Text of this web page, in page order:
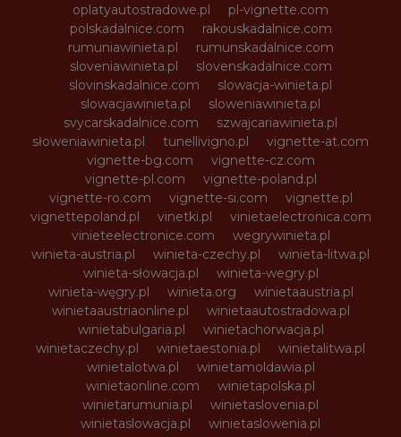
oplatyautostradowe.pl
pl-vignette.com
polskadalnice.com
rakouskadalnice.com
rumuniawinieta.pl
rumunskadalnice.com
sloveniawinieta.pl
slovenskadalnice.com
slovinskadalnice.com
slowacja-winieta.pl
slowacjawinieta.pl
sloweniawinieta.pl
svycarskadalnice.com
szwajcariawinieta.pl
słoweniawinieta.pl
tunellivigno.pl
vignette-at.com
vignette-bg.com
vignette-cz.com
vignette-pl.com
vignette-poland.pl
vignette-ro.com
vignette-si.com
vignette.pl
vignettepoland.pl
vinetki.pl
vinietaelectronica.com
vinieteelectronice.com
wegrywinieta.pl
winieta-austria.pl
winieta-czechy.pl
winieta-litwa.pl
winieta-słowacja.pl
winieta-wegry.pl
winieta-węgry.pl
winieta.org
winietaaustria.pl
winietaaustriaonline.pl
winietaautostradowa.pl
winietabulgaria.pl
winietachorwacja.pl
winietaczechy.pl
winietaestonia.pl
winietalitwa.pl
winietalotwa.pl
winietamoldawia.pl
winietaonline.com
winietapolska.pl
winietarumunia.pl
winietaslovenia.pl
winietaslowacja.pl
winietaslowenia.pl